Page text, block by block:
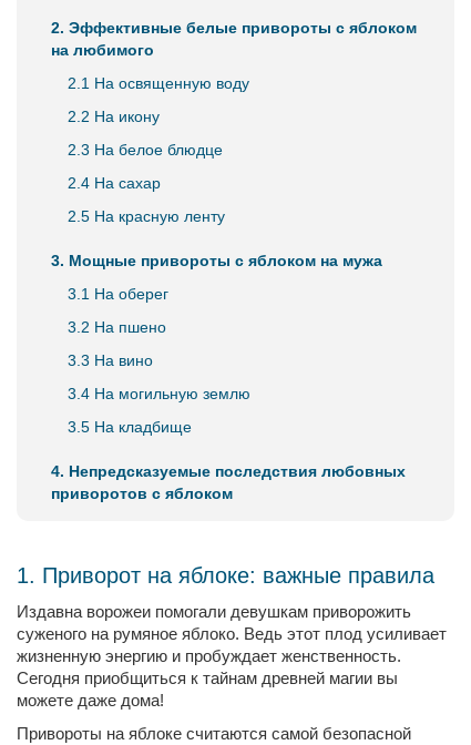
2. Эффективные белые привороты с яблоком
на любимого
2.1 На освященную воду
2.2 На икону
2.3 На белое блюдце
2.4 На сахар
2.5 На красную ленту
3. Мощные привороты с яблоком на мужа
3.1 На оберег
3.2 На пшено
3.3 На вино
3.4 На могильную землю
3.5 На кладбище
4. Непредсказуемые последствия любовных
приворотов с яблоком
1. Приворот на яблоке: важные правила
Издавна ворожеи помогали девушкам приворожить
суженого на румяное яблоко. Ведь этот плод усиливает
жизненную энергию и пробуждает женственность.
Сегодня приобщиться к тайнам древней магии вы
можете даже дома!
Привороты на яблоке считаются самой безопасной